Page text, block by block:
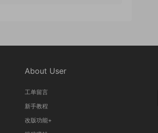
About User
工单留言
新手教程
改版功能+